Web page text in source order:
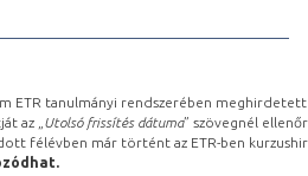
ETR tanulmányi rendszerében
az „ Utolsó frissítés dátuma” szövegnél
félévben már történt az ETR-ben